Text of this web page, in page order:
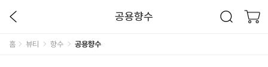
공용향수
홈 뷰티 향수 공용향수